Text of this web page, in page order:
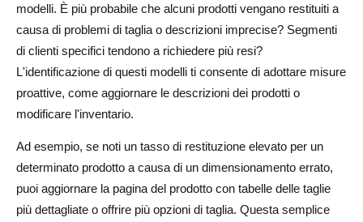
modelli. È più probabile che alcuni prodotti vengano restituiti a
causa di problemi di taglia o descrizioni imprecise? Segmenti
di clienti specifici tendono a richiedere più resi?
L'identificazione di questi modelli ti consente di adottare misure
proattive, come aggiornare le descrizioni dei prodotti o
modificare l'inventario.
Ad esempio, se noti un tasso di restituzione elevato per un
determinato prodotto a causa di un dimensionamento errato,
puoi aggiornare la pagina del prodotto con tabelle delle taglie
più dettagliate o offrire più opzioni di taglia. Questa semplice